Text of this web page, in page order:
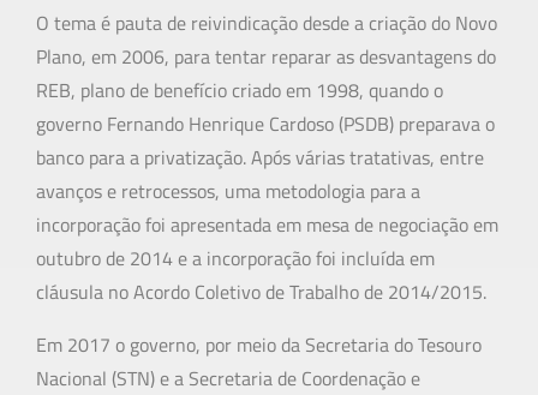
O tema é pauta de reivindicação desde a criação do Novo
Plano, em 2006, para tentar reparar as desvantagens do
REB, plano de benefício criado em 1998, quando o
governo Fernando Henrique Cardoso (PSDB) preparava o
banco para a privatização. Após várias tratativas, entre
avanços e retrocessos, uma metodologia para a
incorporação foi apresentada em mesa de negociação em
outubro de 2014 e a incorporação foi incluída em
cláusula no Acordo Coletivo de Trabalho de 2014/2015.
Em 2017 o governo, por meio da Secretaria do Tesouro
Nacional (STN) e a Secretaria de Coordenação e